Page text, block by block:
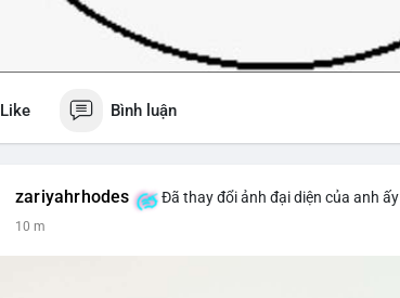
Like Bình luận
zariyahrhodes Đã thay đổi ảnh đại diện của anh ấy
10 m